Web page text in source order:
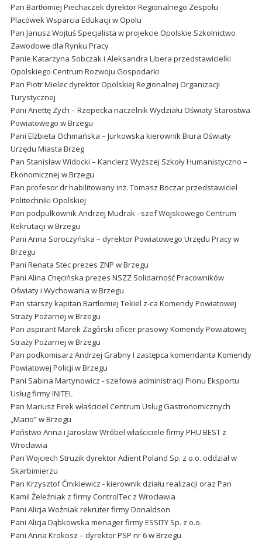
Pan Bartłomiej Piechaczek dyrektor Regionalnego Zespołu
Placówek Wsparcia Edukacji w Opolu
Pan Janusz Wojtuś Specjalista w projekcie Opolskie Szkolnictwo
Zawodowe dla Rynku Pracy
Panie Katarzyna Sobczak i Aleksandra Libera przedstawicielki
Opolskiego Centrum Rozwoju Gospodarki
Pan Piotr Mielec dyrektor Opolskiej Regionalnej Organizacji
Turystycznej
Pani Anettę Zych – Rzepecka naczelnik Wydziału Oświaty Starostwa
Powiatowego w Brzegu
Pani Elżbieta Ochmańska – Jurkowska kierownik Biura Oświaty
Urzędu Miasta Brzeg
Pan Stanisław Widocki – Kanclerz Wyższej Szkoły Humanistyczno –
Ekonomicznej w Brzegu
Pan profesor dr habilitowany inż. Tomasz Boczar przedstawiciel
Politechniki Opolskiej
Pan podpułkownik Andrzej Mudrak –szef Wojskowego Centrum
Rekrutacji w Brzegu
Pani Anna Soroczyńska – dyrektor Powiatowego Urzędu Pracy w
Brzegu
Pani Renata Stec prezes ZNP w Brzegu
Pani Alina Chęcińska prezes NSZZ Solidarność Pracowników
Oświaty i Wychowania w Brzegu
Pan starszy kapitan Bartłomiej Tekiel z-ca Komendy Powiatowej
Straży Pożarnej w Brzegu
Pan aspirant Marek Zagórski oficer prasowy Komendy Powiatowej
Straży Pożarnej w Brzegu
Pan podkomisarz Andrzej Grabny I zastępca komendanta Komendy
Powiatowej Policji w Brzegu
Pani Sabina Martynowicz - szefowa administracji Pionu Eksportu
Usług firmy INITEL
Pan Mariusz Firek właściciel Centrum Usług Gastronomicznych
„Mario” w Brzegu
Państwo Anna i Jarosław Wróbel właściciele firmy PHU BEST z
Wrocławia
Pan Wojciech Struzik dyrektor Adient Poland Sp. z o.o. oddział w
Skarbimierzu
Pan Krzysztof Ćmikiewicz - kierownik działu realizacji oraz Pan
Kamil Żeleźniak z firmy ControlTec z Wrocławia
Pani Alicja Woźniak rekruter firmy Donaldson
Pani Alicja Dąbkowska menager firmy ESSITY Sp. z o.o.
Pani Anna Krokosz – dyrektor PSP nr 6 w Brzegu